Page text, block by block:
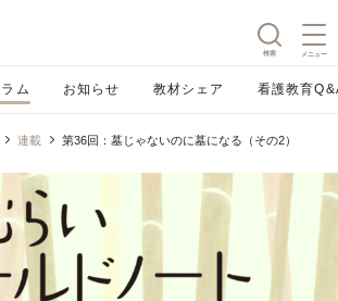
検索 メニュー
ム お知らせ 教材シェア 看護教育
連載 第36回：墓じゃないのに墓になる（その2）